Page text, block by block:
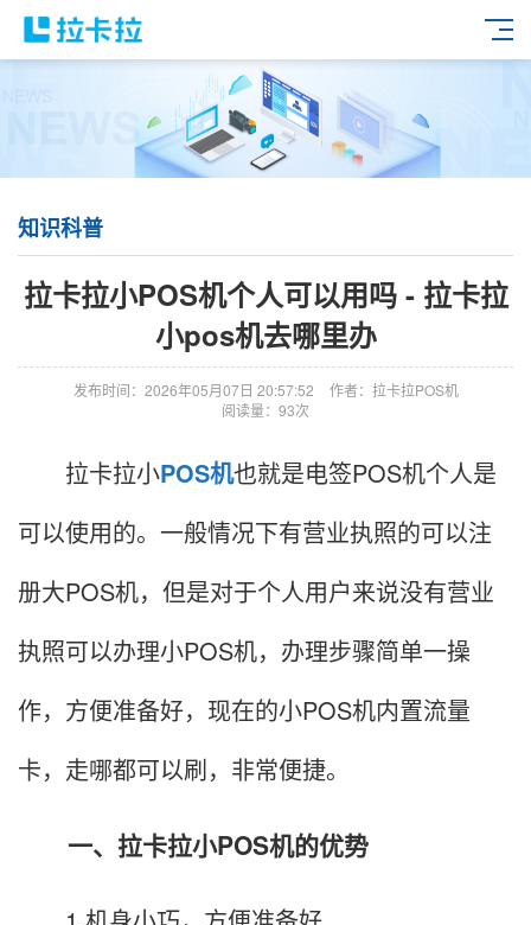
知识科普
拉卡拉小POS机个人可以用吗 - 拉卡拉
小pos机去哪里办
发布时间：2026年05月07日 20:57:52
作者：拉卡拉POS机
阅读量：93次
拉卡拉小POS机也就是电签POS机个人是
可以使用的。一般情况下有营业执照的可以注
册大POS机，但是对于个人用户来说没有营业
执照可以办理小POS机，办理步骤简单一操
作，方便准备好，现在的小POS机内置流量
卡，走哪都可以刷，非常便捷。
一、拉卡拉小POS机的优势